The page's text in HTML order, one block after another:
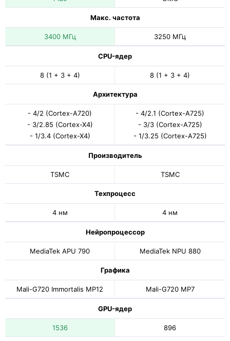
Макс. частота
3400 МГц 3250 МГц
CPU-ядер
8 (1 + 3 + 4) 8 (1 + 3 + 4)
Архитектура
- 4/2 (Cortex-A720)
- 3/2.85 (Cortex-X4)
- 1/3.4 (Cortex-X4)
- 4/2.1 (Cortex-A725)
- 3/3 (Cortex-A725)
- 1/3.25 (Cortex-A725)
Производитель
TSMC TSMC
Техпроцесс
4 нм 4 нм
Нейропроцессор
MediaTek APU 790 MediaTek NPU 880
Графика
Mali-G720 Immortalis MP12 Mali-G720 MP7
GPU-ядер
1536 896